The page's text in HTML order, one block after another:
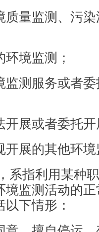
质量监测、污
环境监测；
监测服务或者
开展或者委托
开展的其他环
系指利用某种
境监测活动的
下情形：